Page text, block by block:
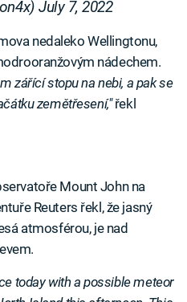
July 7, 2022
nedaleko Wellingtonu,
nádechem.
zářící stopu na nebi, a pak se
zemětřesení,"řekl
Mount John na
Reuters řekl, že jasný
atmosférou, je nad
today with a possible meteor